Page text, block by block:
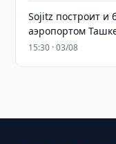
Sojitz построит и
аэропортом
15:30 · 03/08